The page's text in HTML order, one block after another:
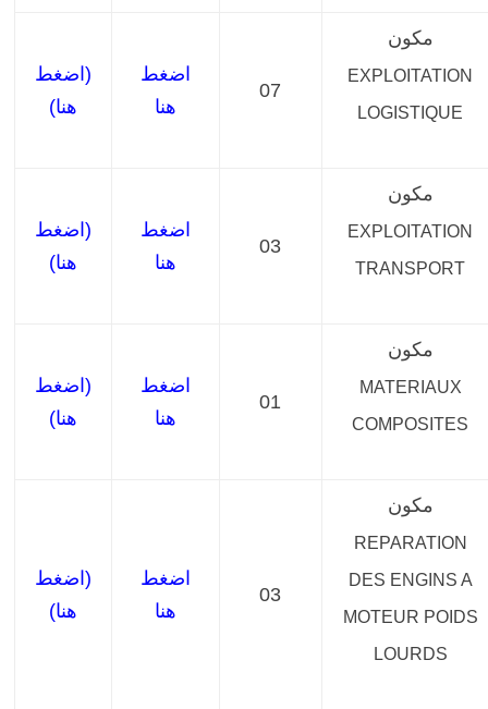
(اضغط
هنا)
اضغط
هنا
07
مكون
EXPLOITATION
LOGISTIQUE
(اضغط
هنا)
اضغط
هنا
03
مكون
EXPLOITATION
TRANSPORT
(اضغط
هنا)
اضغط
هنا
01
مكون
MATERIAUX
COMPOSITES
(اضغط
هنا)
اضغط
هنا
03
مكون
REPARATION
DES ENGINS A
MOTEUR POIDS
LOURDS